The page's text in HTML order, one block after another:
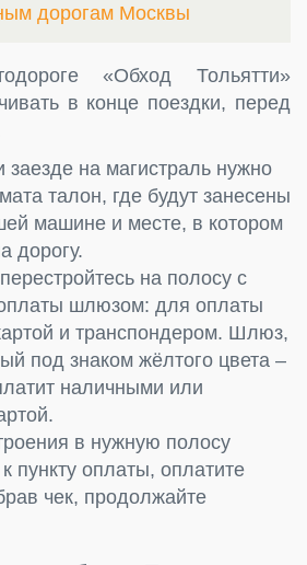
дорогам Москвы
«Обход Тольятти»
в конце поездки, перед
заезде на магистраль нужно
талон, где будут занесены
машине и месте, в котором
дорогу.
на полосу с
шлюзом: для оплаты
и транспондером. Шлюз,
под знаком жёлтого цвета –
наличными или
в нужную полосу
пункту оплаты, оплатите
чек, продолжайте